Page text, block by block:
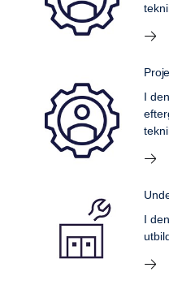
I
I